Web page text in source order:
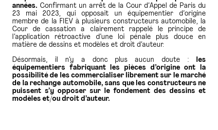
années. Confirmant un arrêt de la Cour d’Appel de Paris du
23 mai 2023, qui opposait un équipementier d’origine
membre de la FIEV à plusieurs constructeurs automobile, la
Cour de cassation a clairement rappelé le principe de
l’application rétroactive d’une loi pénale plus douce en
matière de dessins et modèles et droit d’auteur.
Désormais, il n’y a donc plus aucun doute : les
équipementiers fabriquant les pièces d’origine ont la
possibilité de les commercialiser librement sur le marché
de la rechange automobile, sans que les constructeurs ne
puissent s’y opposer sur le fondement des dessins et
modèles et/ou droit d’auteur.